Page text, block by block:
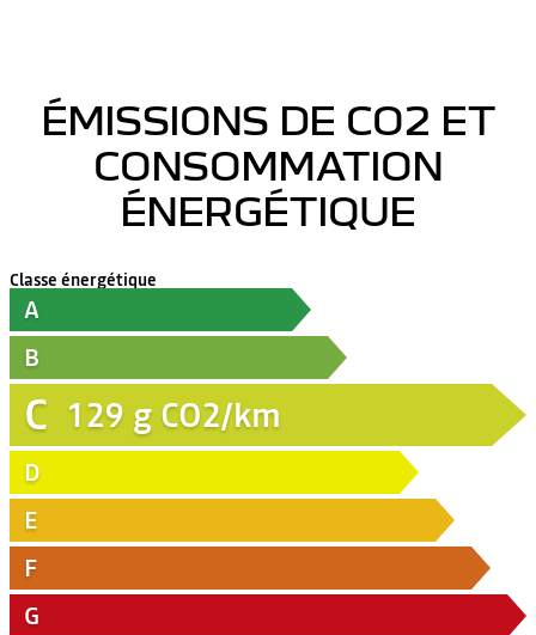
ÉMISSIONS DE CO2 ET
CONSOMMATION
ÉNERGÉTIQUE
Classe énergétique
A
B
C 129 g CO2/km
D
E
F
G